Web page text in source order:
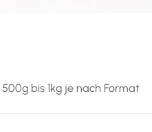
500g bis 1kg je nach Format